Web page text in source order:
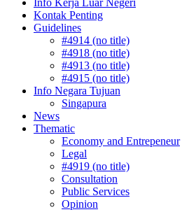
Info Kerja Luar Negeri
Kontak Penting
Guidelines
#4914 (no title)
#4918 (no title)
#4913 (no title)
#4915 (no title)
Info Negara Tujuan
Singapura
News
Thematic
Economy and Entrepeneur
Legal
#4919 (no title)
Consultation
Public Services
Opinion